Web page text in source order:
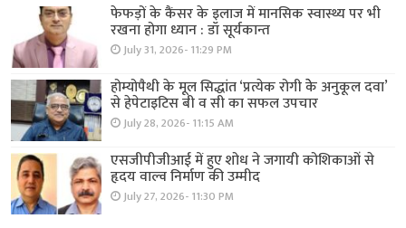
फेफड़ों के कैंसर के इलाज में मानसिक स्वास्थ्य पर भी
रखना होगा ध्यान : डॉ सूर्यकान्त
July 31, 2026- 11:29 PM
होम्योपैथी के मूल सिद्धांत ‘प्रत्येक रोगी केे अनुकूल दवा’
से हेपेटाइटिस बी व सी का सफल उपचार
July 28, 2026- 11:15 AM
एसजीपीजीआई में हुए शोध ने जगायी कोशिकाओं से
हृदय वाल्व निर्माण की उम्मीद
July 27, 2026- 11:30 PM